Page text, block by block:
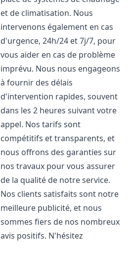
et de climatisation. Nous
intervenons également en cas
d'urgence, 24h/24 et 7j/7, pour
vous aider en cas de problème
imprévu. Nous nous engageons
à fournir des délais
d'intervention rapides, souvent
dans les 2 heures suivant votre
appel. Nos tarifs sont
compétitifs et transparents, et
nous offrons des garanties sur
nos travaux pour vous assurer
de la qualité de notre service.
Nos clients satisfaits sont notre
meilleure publicité, et nous
sommes fiers de nos nombreux
avis positifs. N'hésitez